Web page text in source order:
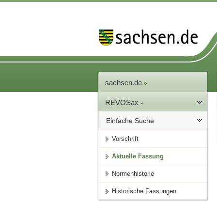
sachsen.de
REVOSax
Einfache Suche
Vorschrift
Aktuelle Fassung
Normenhistorie
Historische Fassungen